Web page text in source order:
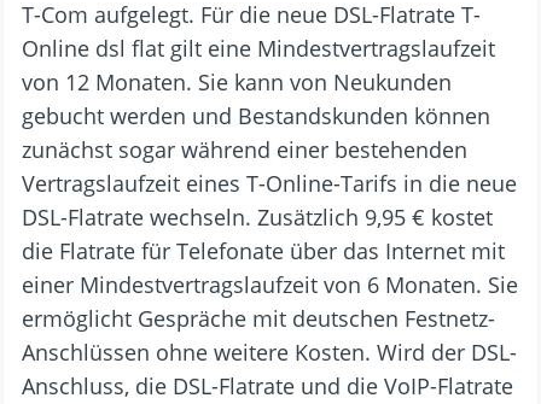
T-Com aufgelegt. Für die neue DSL-Flatrate T-
Online dsl flat gilt eine Mindestvertragslaufzeit
von 12 Monaten. Sie kann von Neukunden
gebucht werden und Bestandskunden können
zunächst sogar während einer bestehenden
Vertragslaufzeit eines T-Online-Tarifs in die neue
DSL-Flatrate wechseln. Zusätzlich 9,95 € kostet
die Flatrate für Telefonate über das Internet mit
einer Mindestvertragslaufzeit von 6 Monaten. Sie
ermöglicht Gespräche mit deutschen Festnetz-
Anschlüssen ohne weitere Kosten. Wird der DSL-
Anschluss, die DSL-Flatrate und die VoIP-Flatrate